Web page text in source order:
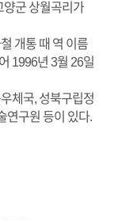
양군 상월곡리가
개통 때 역 이름
1996년 3월 26일
체국, 성북구립정
연구원 등이 있다.